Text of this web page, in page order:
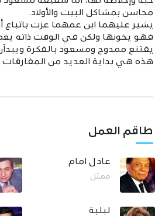
محاسن بمشاكل البيت والأولاد.
يشير عليهما ابن عمهما عزت باتباع
فهو يخونها ولكن في الوقت ذاته
يقتنع ممدوح ومسعود بالفكرة
هذه هي بداية العديد من المفارقات
طاقم العمل
عادل امام
ممثل
لبلبة